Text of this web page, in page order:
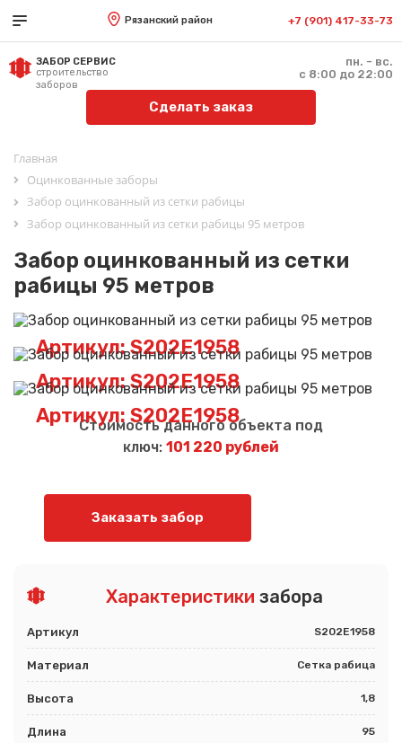
Рязанский район +7 (901) 417-33-73
ЗАБОР СЕРВИС
строительство
заборов
пн. - вс.
с 8:00 до 22:00
Сделать заказ
Главная
Оцинкованные заборы
Забор оцинкованный из сетки рабицы
Забор оцинкованный из сетки рабицы 95 метров
Забор оцинкованный из сетки
рабицы 95 метров
Артикул: S202E1958
Артикул: S202E1958
Артикул: S202E1958
Стоимость данного объекта под
ключ: 101 220 рублей
Заказать забор
Характеристики забора
Артикул S202E1958
Материал Сетка рабица
Высота 1,8
Длина 95